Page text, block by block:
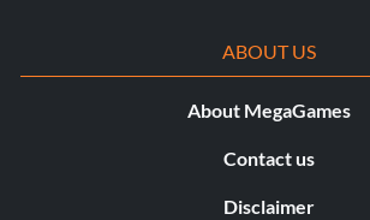
ABOUT US
About MegaGames
Contact us
Disclaimer